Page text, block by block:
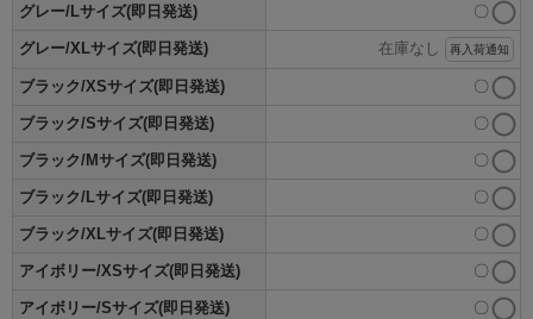
グレー/Lサイズ(即日発送) 〇
グレー/XLサイズ(即日発送) 在庫なし 再入荷通知
ブラック/XSサイズ(即日発送) 〇
ブラック/Sサイズ(即日発送) 〇
ブラック/Mサイズ(即日発送) 〇
ブラック/Lサイズ(即日発送) 〇
ブラック/XLサイズ(即日発送) 〇
アイボリー/XSサイズ(即日発送) 〇
アイボリー/Sサイズ(即日発送) 〇